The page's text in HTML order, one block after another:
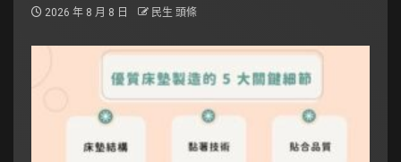
2026 年 8 月 8 日 民生 頭條